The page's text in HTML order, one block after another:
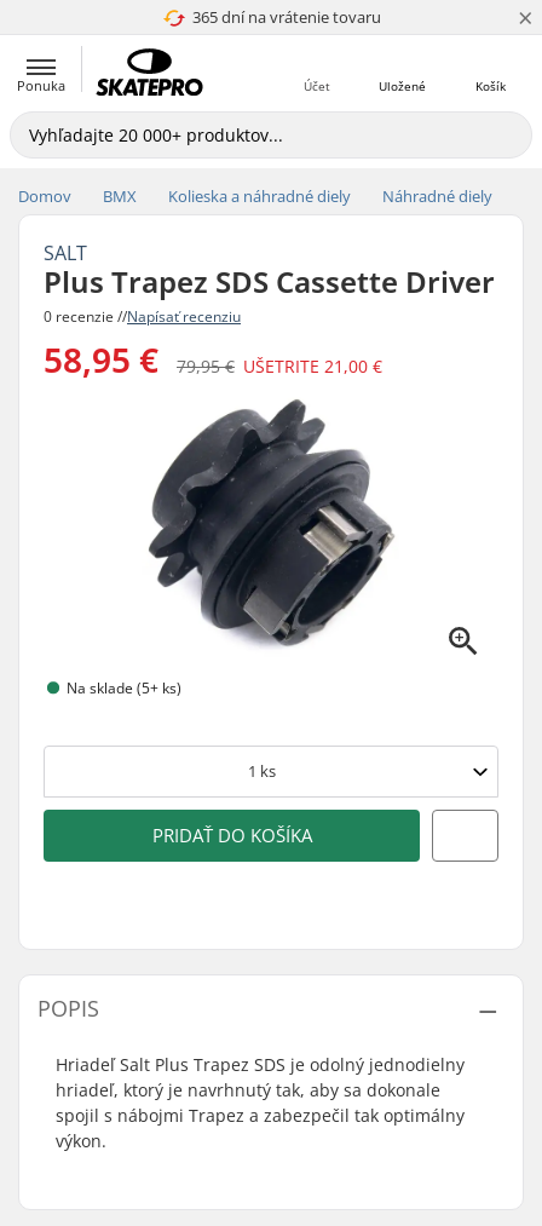
365 dní na vrátenie tovaru
4.8 z 5 ×
Ponuka Košík
Uložené
Účet
Domov BMX Kolieska a náhradné diely Náhradné diely
SALT
Plus Trapez SDS Cassette Driver
0 recenzie //Napísať recenziu
58,95 € 79,95 € UŠETRITE 21,00 €
Na sklade (5+ ks)
1 ks
PRIDAŤ DO KOŠÍKA
POPIS
Hriadeľ Salt Plus Trapez SDS je odolný jednodielny
hriadeľ, ktorý je navrhnutý tak, aby sa dokonale
spojil s nábojmi Trapez a zabezpečil tak optimálny
výkon.